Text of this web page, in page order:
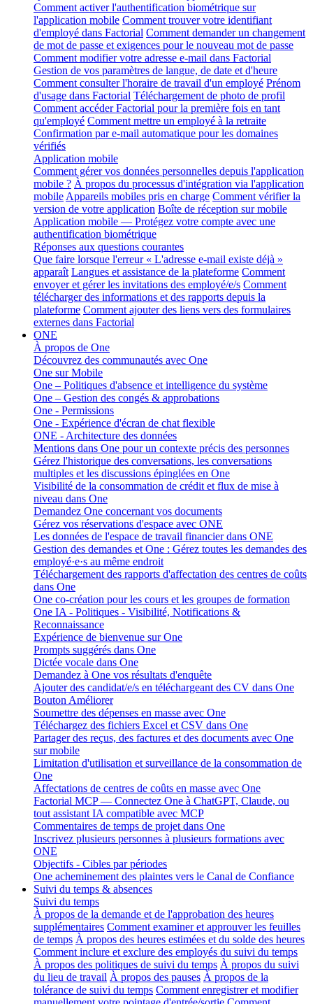
Comment activer l'authentification biométrique sur
l'application mobile Comment trouver votre identifiant
d'employé dans Factorial Comment demander un changement
de mot de passe et exigences pour le nouveau mot de passe
Comment modifier votre adresse e-mail dans Factorial
Gestion de vos paramètres de langue, de date et d'heure
Comment consulter l'horaire de travail d'un employé Prénom
d'usage dans Factorial Téléchargement de photo de profil
Comment accéder Factorial pour la première fois en tant
qu'employé Comment mettre un employé à la retraite
Confirmation par e-mail automatique pour les domaines
vérifiés
Application mobile
Comment gérer vos données personnelles depuis l'application
mobile ? À propos du processus d'intégration via l'application
mobile Appareils mobiles pris en charge Comment vérifier la
version de votre application Boîte de réception sur mobile
Application mobile — Protégez votre compte avec une
authentification biométrique
Réponses aux questions courantes
Que faire lorsque l'erreur « L'adresse e-mail existe déjà »
apparaît Langues et assistance de la plateforme Comment
envoyer et gérer les invitations des employé/e/s Comment
télécharger des informations et des rapports depuis la
plateforme Comment ajouter des liens vers des formulaires
externes dans Factorial
ONE
À propos de One
Découvrez des communautés avec One
One sur Mobile
One – Politiques d'absence et intelligence du système
One – Gestion des congés & approbations
One - Permissions
One - Expérience d'écran de chat flexible
ONE - Architecture des données
Mentions dans One pour un contexte précis des personnes
Gérez l'historique des conversations, les conversations
multiples et les discussions épinglées en One
Visibilité de la consommation de crédit et flux de mise à
niveau dans One
Demandez One concernant vos documents
Gérez vos réservations d'espace avec ONE
Les données de l'espace de travail financier dans ONE
Gestion des demandes et One : Gérez toutes les demandes des
employé·e·s au même endroit
Téléchargement des rapports d'affectation des centres de coûts
dans One
One co-création pour les cours et les groupes de formation
One IA - Politiques - Visibilité, Notifications &
Reconnaissance
Expérience de bienvenue sur One
Prompts suggérés dans One
Dictée vocale dans One
Demandez à One vos résultats d'enquête
Ajouter des candidat/e/s en téléchargeant des CV dans One
Bouton Améliorer
Soumettre des dépenses en masse avec One
Téléchargez des fichiers Excel et CSV dans One
Partager des reçus, des factures et des documents avec One
sur mobile
Limitation d'utilisation et surveillance de la consommation de
One
Affectations de centres de coûts en masse avec One
Factorial MCP — Connectez One à ChatGPT, Claude, ou
tout assistant IA compatible avec MCP
Commentaires de temps de projet dans One
Inscrivez plusieurs personnes à plusieurs formations avec
ONE
Objectifs - Cibles par périodes
One acheminement des plaintes vers le Canal de Confiance
Suivi du temps & absences
Suivi du temps
À propos de la demande et de l'approbation des heures
supplémentaires Comment examiner et approuver les feuilles
de temps À propos des heures estimées et du solde des heures
Comment inclure et exclure des employés du suivi du temps
À propos des politiques de suivi du temps À propos du suivi
du lieu de travail À propos des pauses À propos de la
tolérance de suivi du temps Comment enregistrer et modifier